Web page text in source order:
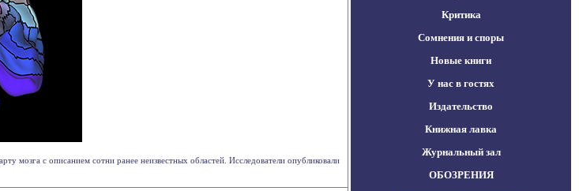
мозга с описанием сотни ранее неизвестных областей. Исследователи опубликовали
Критика
Сомнения и споры
Новые книги
У нас в гостях
Издательство
Книжная лавка
Журнальный зал
ОБОЗРЕНИЯ